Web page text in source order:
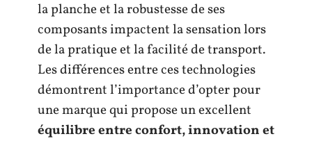
la planche et la robustesse de ses
composants impactent la sensation lors
de la pratique et la facilité de transport.
Les différences entre ces technologies
démontrent l’importance d’opter pour
une marque qui propose un excellent
équilibre entre confort, innovation et